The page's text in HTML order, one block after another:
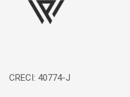
CRECI: 40774-J